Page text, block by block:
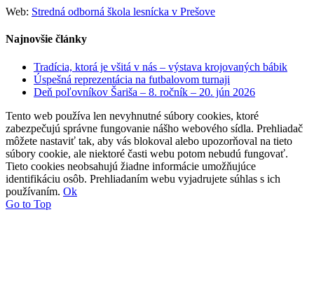
Web: Stredná odborná škola lesnícka v Prešove
Najnovšie články
Tradícia, ktorá je všitá v nás – výstava krojovaných bábik
Úspešná reprezentácia na futbalovom turnaji
Deň poľovníkov Šariša – 8. ročník – 20. jún 2026
Tento web používa len nevyhnutné súbory cookies, ktoré
zabezpečujú správne fungovanie nášho webového sídla. Prehliadač
môžete nastaviť tak, aby vás blokoval alebo upozorňoval na tieto
súbory cookie, ale niektoré časti webu potom nebudú fungovať.
Tieto cookies neobsahujú žiadne informácie umožňujúce
identifikáciu osôb. Prehliadaním webu vyjadrujete súhlas s ich
používaním. Ok
Go to Top